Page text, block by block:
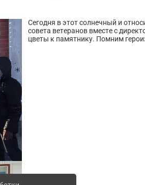
Сегодня в этот солнечный и
совета ветеранов вместе с
цветы к памятнику. Помним